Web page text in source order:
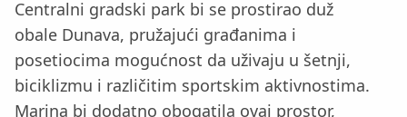
Centralni gradski park bi se prostirao duž
obale Dunava, pružajući građanima i
posetiocima mogućnost da uživaju u šetnji,
biciklizmu i različitim sportskim aktivnostima.
Marina bi dodatno obogatila ovaj prostor,